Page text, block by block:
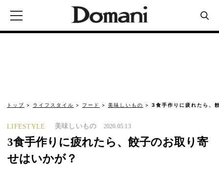
トップ ライフスタイル フード 美味しいもの 3食手作りに疲れたら、
LIFESTYLE 美味しいもの 2020.05.13
3食手作りに疲れたら、餃子のお取り寄
せはいかが？